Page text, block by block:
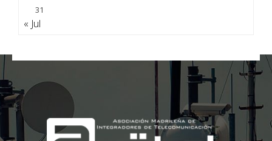
31
« Jul
;